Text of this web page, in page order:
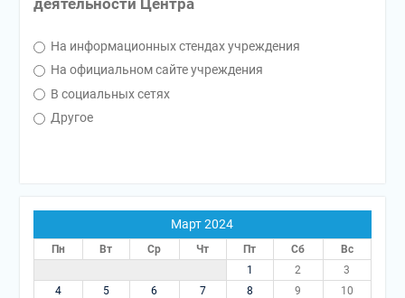
На информационных стендах учреждения
На официальном сайте учреждения
В социальных сетях
Другое
Март 2024
Пн Вт Ср Чт Пт Сб
Вс
1
2
3
4
5 6 7 8 9
10